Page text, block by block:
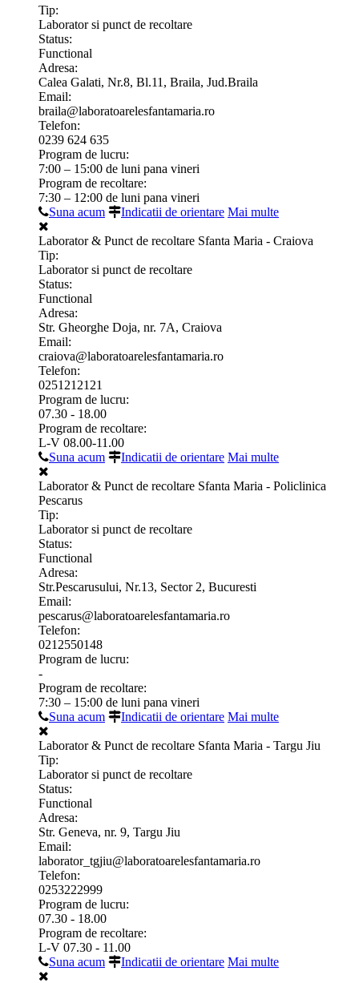
Tip:
Laborator si punct de recoltare
Status:
Functional
Adresa:
Calea Galati, Nr.8, Bl.11, Braila, Jud.Braila
Email:
braila@laboratoarelesfantamaria.ro
Telefon:
0239 624 635
Program de lucru:
7:00 – 15:00 de luni pana vineri
Program de recoltare:
7:30 – 12:00 de luni pana vineri
Suna acum
Indicatii de orientare Mai multe
Laborator & Punct de recoltare Sfanta Maria - Craiova
Tip:
Laborator si punct de recoltare
Status:
Functional
Adresa:
Str. Gheorghe Doja, nr. 7A, Craiova
Email:
craiova@laboratoarelesfantamaria.ro
Telefon:
0251212121
Program de lucru:
07.30 - 18.00
Program de recoltare:
L-V 08.00-11.00
Suna acum
Indicatii de orientare Mai multe
Laborator & Punct de recoltare Sfanta Maria - Policlinica
Pescarus
Tip:
Laborator si punct de recoltare
Status:
Functional
Adresa:
Str.Pescarusului, Nr.13, Sector 2, Bucuresti
Email:
pescarus@laboratoarelesfantamaria.ro
Telefon:
0212550148
Program de lucru:
-
Program de recoltare:
7:30 – 15:00 de luni pana vineri
Suna acum
Indicatii de orientare Mai multe
Laborator & Punct de recoltare Sfanta Maria - Targu Jiu
Tip:
Laborator si punct de recoltare
Status:
Functional
Adresa:
Str. Geneva, nr. 9, Targu Jiu
Email:
laborator_tgjiu@laboratoarelesfantamaria.ro
Telefon:
0253222999
Program de lucru:
07.30 - 18.00
Program de recoltare:
L-V 07.30 - 11.00
Suna acum
Indicatii de orientare Mai multe